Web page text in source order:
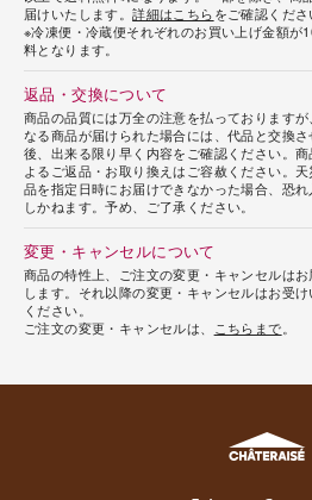
届けいたします。詳細はこちらをご確認くださ
※冷凍便・冷蔵便それぞれのお買い上げ金額が
料となります。
返品・交換について
商品の品質には万全の注意を払っております
なる商品が届けられた場合には、代品と交換
後、出来る限り早く内容をご確認ください。
よるご返品・お取り換えはご容赦ください。
品を指定日時にお届けできなかった場合、恐
しかねます。予め、ご了承ください。
変更・キャンセルについて
商品の特性上、ご注文の変更・キャンセルは
します。それ以降の変更・キャンセルはお受
ください。
ご注文の変更・キャンセルは、
こちらまで